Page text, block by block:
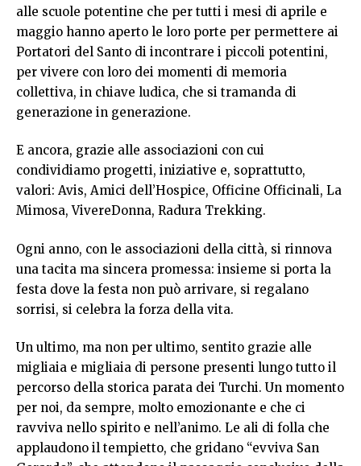
alle scuole potentine che per tutti i mesi di aprile e
maggio hanno aperto le loro porte per permettere ai
Portatori del Santo di incontrare i piccoli potentini,
per vivere con loro dei momenti di memoria
collettiva, in chiave ludica, che si tramanda di
generazione in generazione.
E ancora, grazie alle associazioni con cui
condividiamo progetti, iniziative e, soprattutto,
valori: Avis, Amici dell’Hospice, Officine Officinali, La
Mimosa, VivereDonna, Radura Trekking.
Ogni anno, con le associazioni della città, si rinnova
una tacita ma sincera promessa: insieme si porta la
festa dove la festa non può arrivare, si regalano
sorrisi, si celebra la forza della vita.
Un ultimo, ma non per ultimo, sentito grazie alle
migliaia e migliaia di persone presenti lungo tutto il
percorso della storica parata dei Turchi. Un momento
per noi, da sempre, molto emozionante e che ci
ravviva nello spirito e nell’animo. Le ali di folla che
applaudono il tempietto, che gridano “evviva San